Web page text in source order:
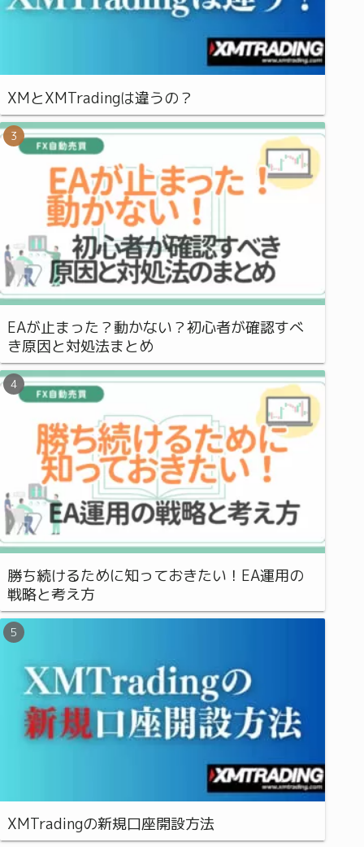
XMとXMTradingは違うの？
EAが止まった？動かない？初心者が確認すべ
き原因と対処法まとめ
勝ち続けるために知っておきたい！EA運用の
戦略と考え方
XMTradingの新規口座開設方法